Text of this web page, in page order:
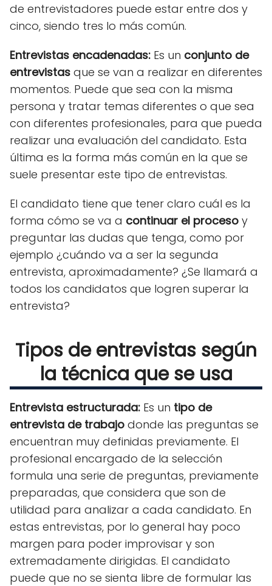
de entrevistadores puede estar entre dos y
cinco, siendo tres lo más común.
Entrevistas encadenadas: Es un conjunto de
entrevistas que se van a realizar en diferentes
momentos. Puede que sea con la misma
persona y tratar temas diferentes o que sea
con diferentes profesionales, para que pueda
realizar una evaluación del candidato. Esta
última es la forma más común en la que se
suele presentar este tipo de entrevistas.
El candidato tiene que tener claro cuál es la
forma cómo se va a continuar el proceso y
preguntar las dudas que tenga, como por
ejemplo ¿cuándo va a ser la segunda
entrevista, aproximadamente? ¿Se llamará a
todos los candidatos que logren superar la
entrevista?
Tipos de entrevistas según
la técnica que se usa
Entrevista estructurada: Es un tipo de
entrevista de trabajo donde las preguntas se
encuentran muy definidas previamente. El
profesional encargado de la selección
formula una serie de preguntas, previamente
preparadas, que considera que son de
utilidad para analizar a cada candidato. En
estas entrevistas, por lo general hay poco
margen para poder improvisar y son
extremadamente dirigidas. El candidato
puede que no se sienta libre de formular las